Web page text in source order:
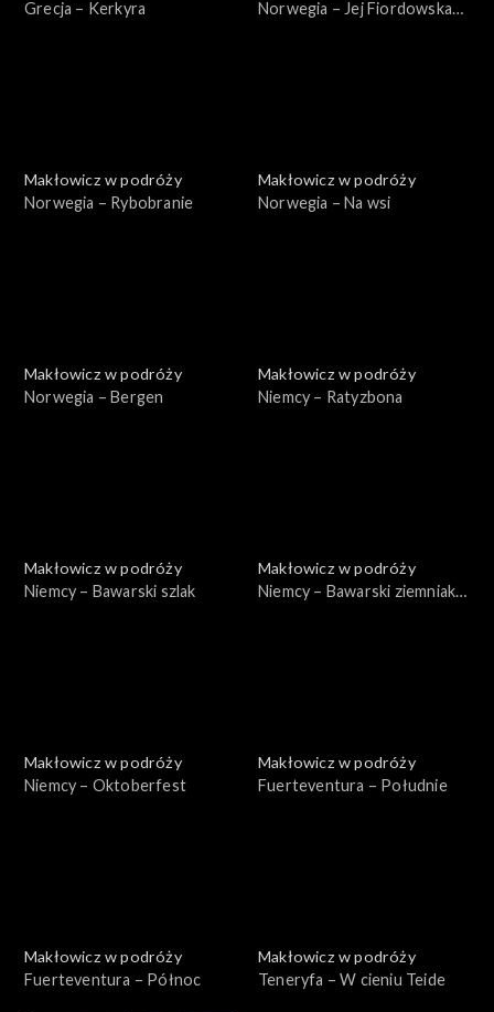
Grecja – Kerkyra
Norwegia – Jej Fiordowska
Makłowicz w podróży
Norwegia – Rybobranie
Makłowicz w podróży
Norwegia – Na wsi
Makłowicz w podróży
Norwegia – Bergen
Makłowicz w podróży
Niemcy – Ratyzbona
Makłowicz w podróży
Niemcy – Bawarski szlak
Makłowicz w podróży
Niemcy – Bawarski ziemniak i
Makłowicz w podróży
Niemcy – Oktoberfest
Makłowicz w podróży
Fuerteventura – Południe
Makłowicz w podróży
Fuerteventura – Północ
Makłowicz w podróży
Teneryfa – W cieniu Teide